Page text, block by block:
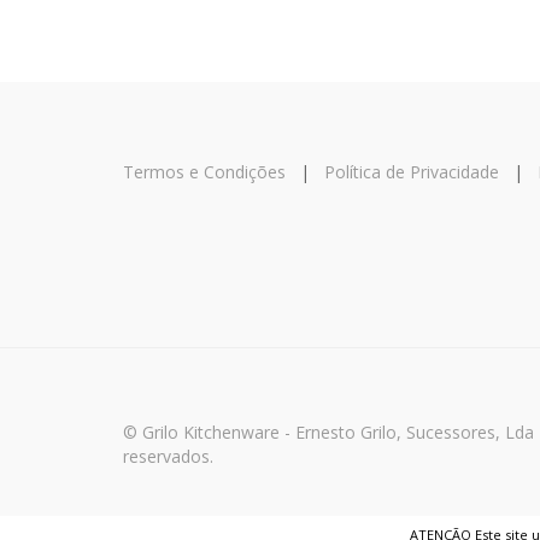
Termos e Condições | Política de Privacidade |
© Grilo Kitchenware - Ernesto Grilo, Sucessores,
reservados.
ATENÇÃO Este